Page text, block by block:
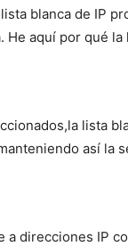
blanca de IP
He aquí por qué
lista‌
así la
a direcciones IP